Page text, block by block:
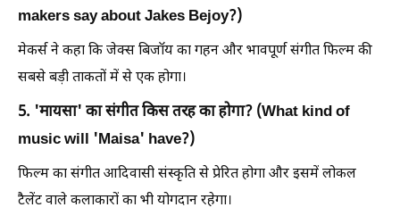
makers say about Jakes Bejoy?)
मेकर्स ने कहा कि जेक्स बिजॉय का गहन और भावपूर्ण संगीत फिल्म की
सबसे बड़ी ताकतों में से एक होगा।
5. 'मायसा' का संगीत किस तरह का होगा? (What kind of
music will 'Maisa' have?)
फिल्म का संगीत आदिवासी संस्कृति से प्रेरित होगा और इसमें लोकल
टैलेंट वाले कलाकारों का भी योगदान रहेगा।